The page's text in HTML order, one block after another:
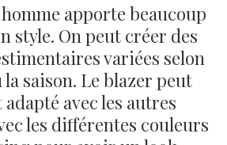
apporte beaucoup
style. On peut créer des
variées selon
la saison. Le blazer peut
avec les autres
les différentes couleurs